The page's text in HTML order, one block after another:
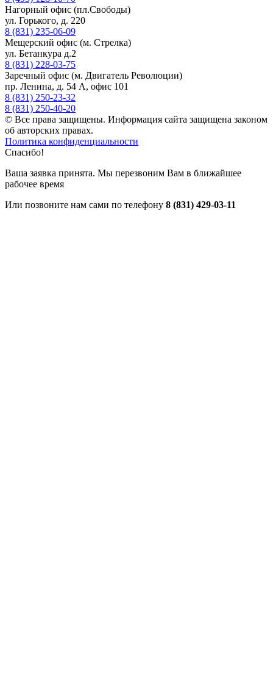
Нагорный офис (пл.Свободы)
ул. Горького, д. 220
8 (831) 235-06-09
Мещерский офис (м. Стрелка)
ул. Бетанкура д.2
8 (831) 228-03-75
Заречный офис (м. Двигатель Революции)
пр. Ленина, д. 54 А, офис 101
8 (831) 250-23-32
8 (831) 250-40-20
© Все права защищены. Информация сайта защищена законом
об авторских правах.
Политика конфиденциальности
Спасибо!
Ваша заявка принята. Мы перезвоним Вам в ближайшее
рабочее время
Или позвоните нам сами по телефону 8 (831) 429-03-11